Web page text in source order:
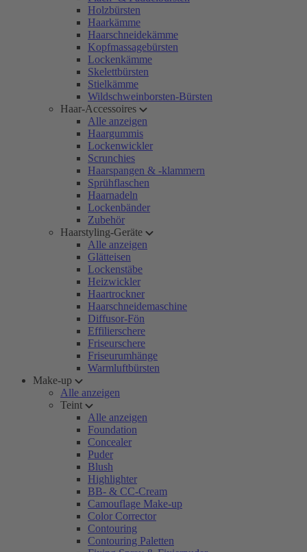
Holzbürsten
Haarkämme
Haarschneidekämme
Kopfmassagebürsten
Lockenkämme
Skelettbürsten
Stielkämme
Wildschweinborsten-Bürsten
Haar-Accessoires
Alle anzeigen
Haargummis
Lockenwickler
Scrunchies
Haarspangen & -klammern
Sprühflaschen
Haarnadeln
Lockenbänder
Zubehör
Haarstyling-Geräte
Alle anzeigen
Glätteisen
Lockenstäbe
Heizwickler
Haartrockner
Haarschneidemaschine
Diffusor-Fön
Effilierschere
Friseurschere
Friseurumhänge
Warmluftbürsten
Make-up
Alle anzeigen
Teint
Alle anzeigen
Foundation
Concealer
Puder
Blush
Highlighter
BB- & CC-Cream
Camouflage Make-up
Color Corrector
Contouring
Contouring Paletten